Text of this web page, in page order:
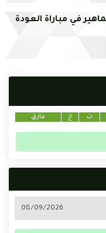
في مباراة العودة
ت خ فارق